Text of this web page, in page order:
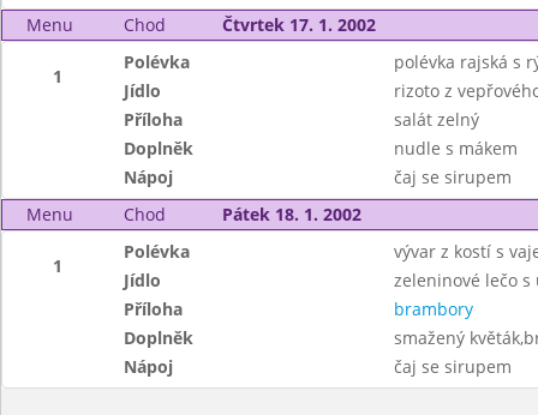
Menu
Chod Čtvrtek 17. 1. 2002
1
Polévka
polévka rajská s
Jídlo
rizoto z
Příloha
salát zelný
Doplněk
nudle s mákem
Nápoj
čaj se sirupem
Menu
Chod Pátek 18. 1. 2002
1
Polévka
vývar z kostí s
Jídlo
zeleninové lečo s
Příloha
brambory
Doplněk
smažený
Nápoj
čaj se sirupem